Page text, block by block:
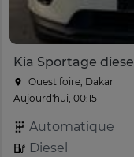
Kia Sportage diesel
Ouest foire, Dakar
Aujourd'hui, 00:15
Automatique
Diesel